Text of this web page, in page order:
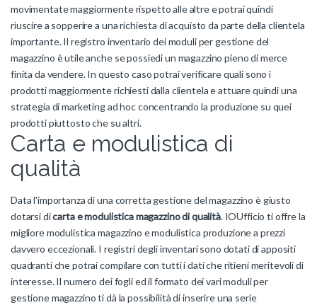
movimentate maggiormente rispetto alle altre e potrai quindi
riuscire a sopperire a una richiesta di acquisto da parte della clientela
importante. Il registro inventario dei moduli per gestione del
magazzino è utile anche se possiedi un magazzino pieno di merce
finita da vendere. In questo caso potrai verificare quali sono i
prodotti maggiormente richiesti dalla clientela e attuare quindi una
strategia di marketing ad hoc concentrando la produzione su quei
prodotti piuttosto che su altri.
Carta e modulistica di
qualità
Data l'importanza di una corretta gestione del magazzino è giusto
dotarsi dicarta e modulistica magazzino di qualità. IOUfficio ti offre la
migliore modulistica magazzino e modulistica produzione a prezzi
davvero eccezionali. I registri degli inventari sono dotati di appositi
quadranti che potrai compilare con tutti i dati che ritieni meritevoli di
interesse. Il numero dei fogli ed il formato dei vari moduli per
gestione magazzino ti dà la possibilità di inserire una serie